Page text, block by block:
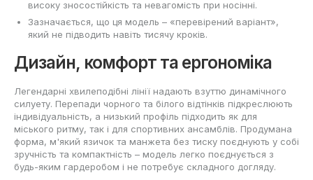
високу зносостійкість та невагомість при носінні.
Зазначається, що ця модель – «перевірений варіант»,
який не підводить навіть тисячу кроків.
Дизайн, комфорт та ергономіка
Легендарні хвилеподібні лінії надають взуттю динамічного
силуету. Перепади чорного та білого відтінків підкреслюють
індивідуальність, а низький профіль підходить як для
міського ритму, так і для спортивних ансамблів. Продумана
форма, м'який язичок та манжета без тиску поєднують у собі
зручність та компактність – модель легко поєднується з
будь-яким гардеробом і не потребує складного догляду.